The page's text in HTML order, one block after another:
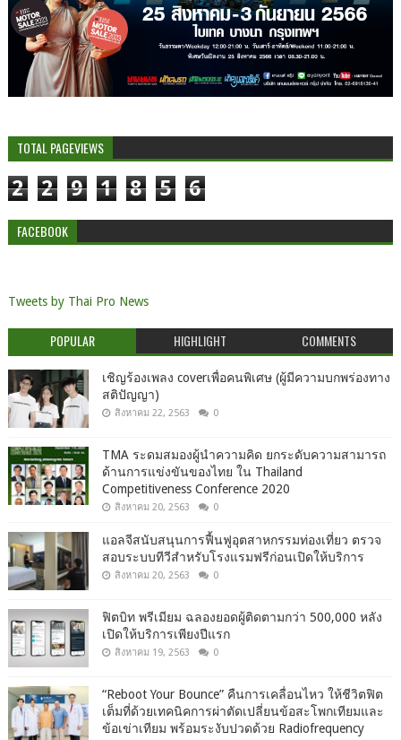
TOTAL PAGEVIEWS
2 2 9 1 8 5 6
FACEBOOK
Tweets by Thai Pro News
POPULAR HIGHLIGHT COMMENTS
เชิญร้องเพลง coverเพื่อคนพิเศษ (ผู้มีความบกพร่องทาง
สติปัญญา)
สิงหาคม 22, 2563 0
TMA ระดมสมองผู้นำความคิด ยกระดับความสามารถ
ด้านการแข่งขันของไทย ใน Thailand
Competitiveness Conference 2020
สิงหาคม 20, 2563 0
แอลจีสนับสนุนการฟื้นฟูอุตสาหกรรมท่องเที่ยว ตรวจ
สอบระบบทีวีสำหรับโรงแรมฟรีก่อนเปิดให้บริการ
สิงหาคม 20, 2563 0
ฟิตบิท พรีเมียม ฉลองยอดผู้ติดตามกว่า 500,000 หลัง
เปิดให้บริการเพียงปีแรก
สิงหาคม 19, 2563 0
“Reboot Your Bounce” คืนการเคลื่อนไหว ให้ชีวิตฟิต
เต็มที่ด้วยเทคนิคการผ่าตัดเปลี่ยนข้อสะโพกเทียมและ
ข้อเข่าเทียม พร้อมระงับปวดด้วย Radiofrequency